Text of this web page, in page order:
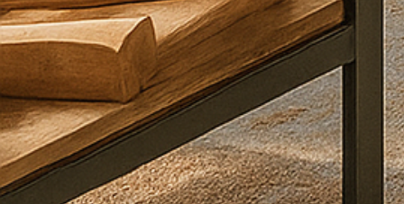
קראתי
ואני
מסכים\ה
מדיניות
הפרטיות
שליחה